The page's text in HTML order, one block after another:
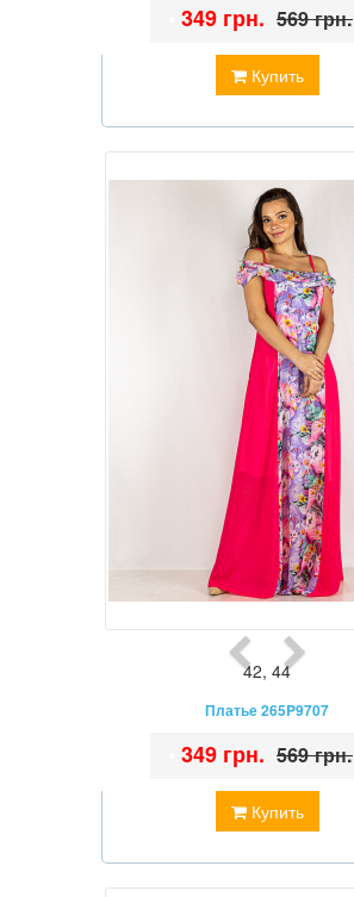
Купить
349 грн. 569 грн.
42, 44
Платье 265P9707
Купить
349 грн. 569 грн.